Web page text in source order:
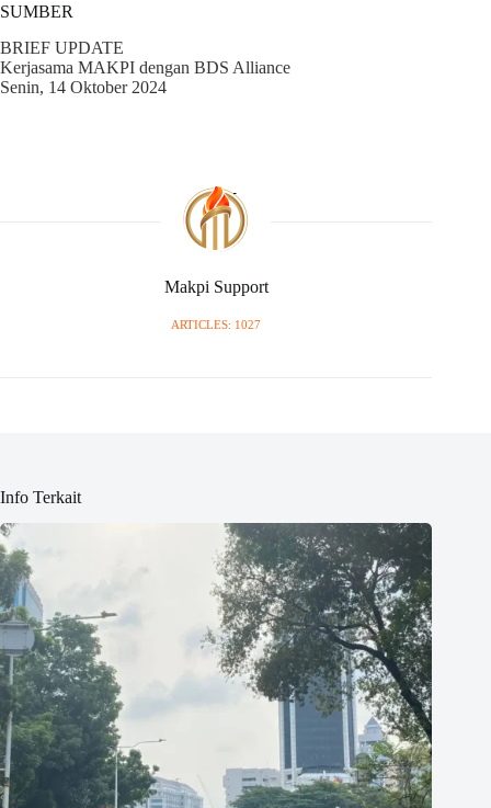
SUMBER
BRIEF UPDATE
Kerjasama MAKPI dengan BDS Alliance
Senin, 14 Oktober 2024
Makpi Support
ARTICLES: 1027
Info Terkait